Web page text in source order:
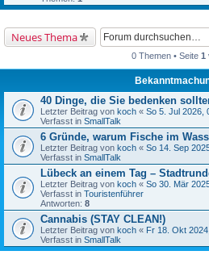
Neues Thema
0 Themen • Seite 1
40 Dinge, die Sie bedenken
Letzter Beitrag von koch « So 5. Jul 2026,
Verfasst in SmallTalk
6 Gründe, warum Fische im
Letzter Beitrag von koch « So 14. Sep
Verfasst in SmallTalk
Lübeck an einem Tag –
Letzter Beitrag von koch « So 30. Mär
Verfasst in Touristenführer
Antworten: 8
Cannabis (STAY CLEAN!)
Letzter Beitrag von koch « Fr 18. Okt
Verfasst in SmallTalk